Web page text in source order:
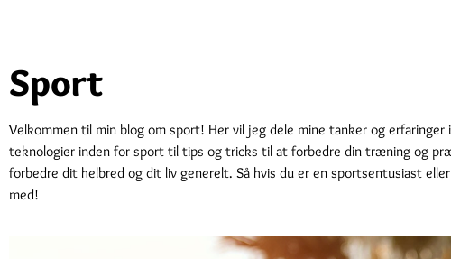
Sport
Velkommen til min blog om sport! Her vil jeg dele mine tanker og
teknologier inden for sport til tips og tricks til at forbedre din træning og
forbedre dit helbred og dit liv generelt. Så hvis du er en sportsentusiast
med!